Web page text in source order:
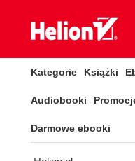
Kategorie Książki
Audiobooki
Darmowe ebooki